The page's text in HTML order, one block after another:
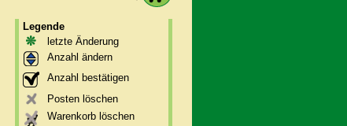
Legende
letzte Änderung
Anzahl ändern
Anzahl bestätigen
Posten löschen
Warenkorb löschen